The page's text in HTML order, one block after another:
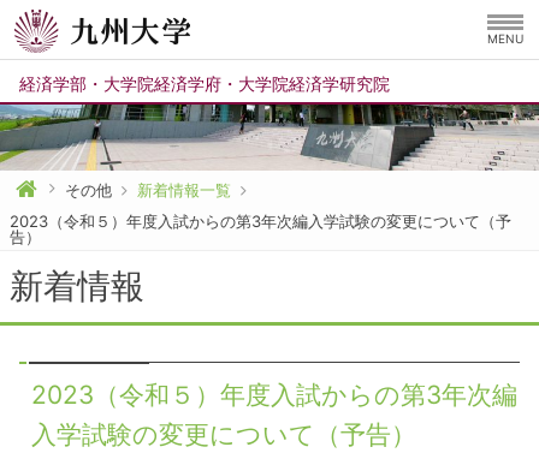
経済学部 ・ 大学院経済学府 ・ 大学院経済学研究院
MENU
その他
新着情報一覧
2023（令和５）年度入試からの第3年次編入学試験の変更について（予
告）
新着情報
2023（令和５）年度入試からの第3年次編
入学試験の変更について（予告）